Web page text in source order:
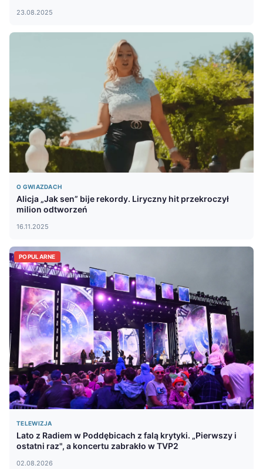
23.08.2025
O GWIAZDACH
Alicja „Jak sen” bije rekordy. Liryczny hit przekroczył
milion odtworzeń
16.11.2025
POPULARNE
TELEWIZJA
Lato z Radiem w Poddębicach z falą krytyki. „Pierwszy i
ostatni raz", a koncertu zabrakło w TVP2
02.08.2026